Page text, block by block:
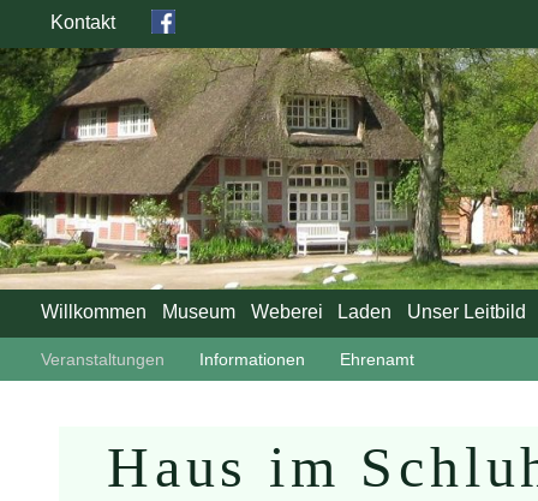
Kontakt
Willkommen Museum Weberei Laden Unser Leitbild
Veranstaltungen Informationen Ehrenamt
Haus im